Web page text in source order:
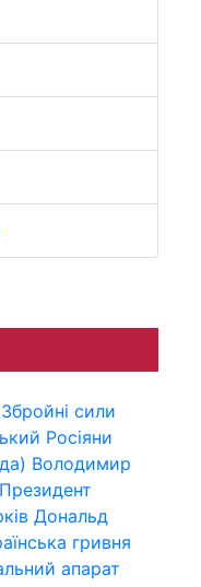
Збройні сили
Росіяни
Володимир
Президент
Дональд
гривня
апарат